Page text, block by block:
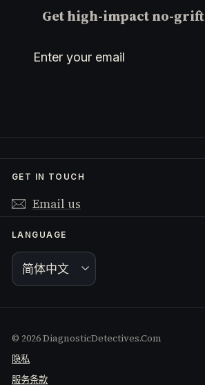
Get high-impact no-
Enter
Subscribe
GET IN TOUCH
Email us
LANGUAGE
简体中文
© 2026 DiagnosticDetectives.Com
隐私
服务条款